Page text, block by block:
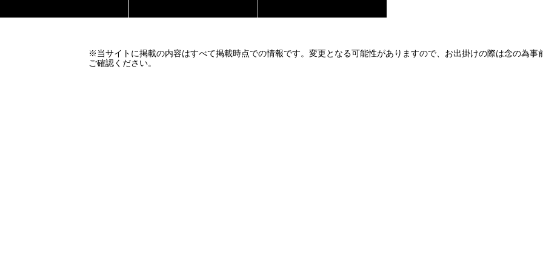
※当サイトに掲載の内容はすべて掲載時点での情報です。変更となる可能性がありますので、お出掛けの際は念の為事
ご確認ください。